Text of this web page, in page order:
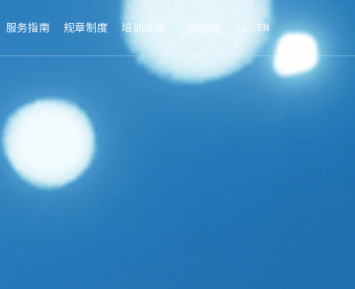
服务指南 规章制度 培训交流 EN